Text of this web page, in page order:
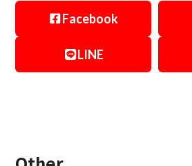
Facebook
LINE